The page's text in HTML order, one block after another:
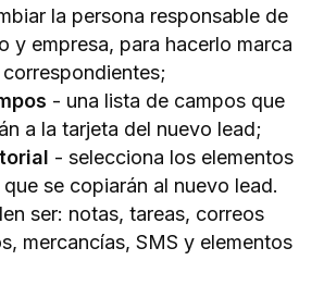
la persona responsable de
y empresa, para hacerlo marca
- una lista de campos que
a la tarjeta del nuevo lead;
- selecciona los elementos
se copiarán al nuevo lead.
ser: notas, tareas, correos
mercancías, SMS y elementos